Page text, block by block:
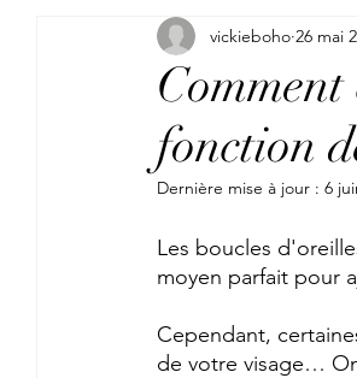
fonction
vickieboho 26 mai
Dernière mise à jour : 6
Les boucles
moyen parfait pour
Cependant,
de votre visage…